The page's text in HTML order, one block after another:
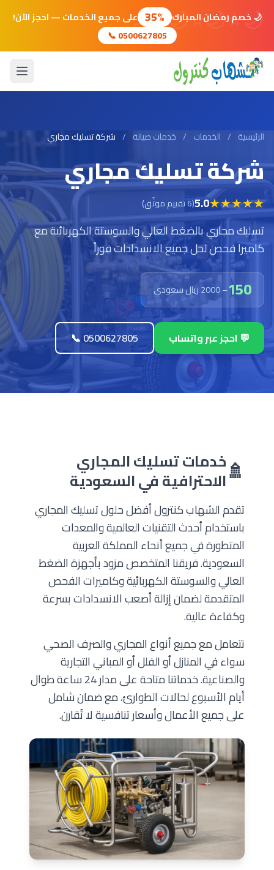
🌙
⭐
🌙
⭐
🌙
⭐
🌙 🌙 خصم رمضان المبارك 35% على جميع الخدمات — احجز الآن!
📞 0500627805
الرئيسية / الخدمات / خدمات صيانة / شركة تسليك مجاري
شركة تسليك مجاري
★
★
★
★
★
5.0(6 تقييم موثّق)
تسليك مجاري بالضغط العالي والسوستة الكهربائية مع
كاميرا فحص لحل جميع الانسدادات فوراً
150– 2000 ريال سعودي
💬 احجز عبر واتساب 📞 0500627805
🚿خدمات تسليك المجاري
الاحترافية في السعودية
تقدم الشهاب كنترول أفضل حلول تسليك المجاري
باستخدام أحدث التقنيات العالمية والمعدات
المتطورة في جميع أنحاء المملكة العربية
السعودية. فريقنا المتخصص مزود بأجهزة الضغط
العالي والسوستة الكهربائية وكاميرات الفحص
المتقدمة لضمان إزالة أصعب الانسدادات بسرعة
وكفاءة عالية.
نتعامل مع جميع أنواع المجاري والصرف الصحي
سواء في المنازل أو الفلل أو المباني التجارية
والصناعية. خدماتنا متاحة على مدار 24 ساعة طوال
أيام الأسبوع لحالات الطوارئ، مع ضمان شامل
على جميع الأعمال وأسعار تنافسية لا تُقارن.